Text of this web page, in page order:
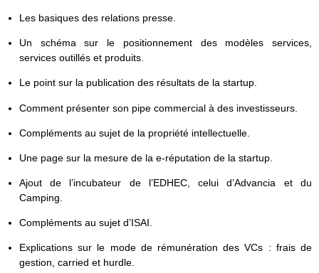
Les basiques des relations presse.
Un schéma sur le positionnement des modèles services,
services outillés et produits.
Le point sur la publication des résultats de la startup.
Comment présenter son pipe commercial à des investisseurs.
Compléments au sujet de la propriété intellectuelle.
Une page sur la mesure de la e-réputation de la startup.
Ajout de l’incubateur de l’EDHEC, celui d’Advancia et du
Camping.
Compléments au sujet d’ISAI.
Explications sur le mode de rémunération des VCs : frais de
gestion, carried et hurdle.